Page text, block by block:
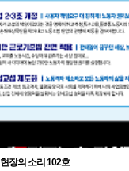
현장의 소리 102호